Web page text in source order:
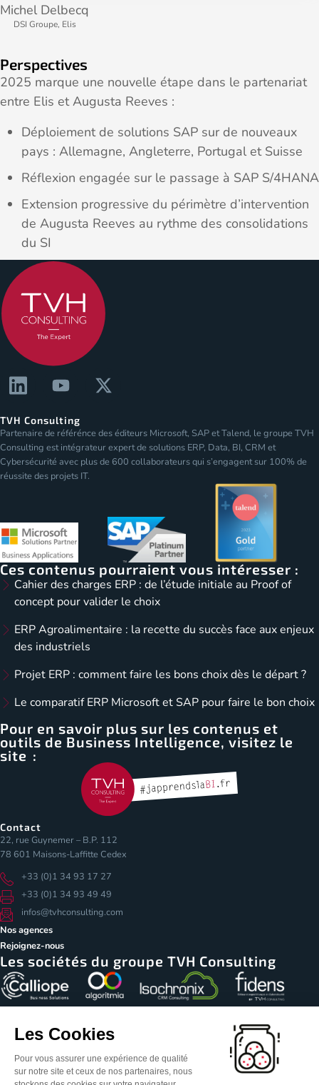
Michel Delbecq
DSI Groupe, Elis
Perspectives
2025 marque une nouvelle étape dans le partenariat
entre Elis et Augusta Reeves :
Déploiement de solutions SAP sur de nouveaux
pays : Allemagne, Angleterre, Portugal et Suisse
Réflexion engagée sur le passage à SAP S/4HANA
Extension progressive du périmètre d’intervention
de Augusta Reeves au rythme des consolidations
du SI
TVH Consulting
Partenaire de référénce des éditeurs Microsoft, SAP et Talend, le groupe TVH
Consulting est intégrateur expert de solutions ERP, Data, BI, CRM et
Cybersécurité avec plus de 600 collaborateurs qui s’engagent sur 100% de
réussite des projets IT.
Ces contenus pourraient vous intéresser :
Cahier des charges ERP : de l’étude initiale au Proof of
concept pour valider le choix
ERP Agroalimentaire : la recette du succès face aux enjeux
des industriels
Projet ERP : comment faire les bons choix dès le départ ?
Le comparatif ERP Microsoft et SAP pour faire le bon choix
Pour en savoir plus sur les contenus et
outils de Business Intelligence, visitez le
site :
Contact
22, rue Guynemer – B.P. 112
78 601 Maisons-Laffitte Cedex
+33 (0)1 34 93 17 27
+33 (0)1 34 93 49 49
infos@tvhconsulting.com
Nos agences
Rejoignez-nous
Les sociétés du groupe TVH Consulting
© Copyright 2026 – TVH Consulting
Les Cookies
Pour vous assurer une expérience de qualité
sur notre site et ceux de nos partenaires, nous